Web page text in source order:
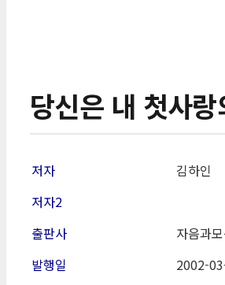
당신은 내 첫사
저자
김하인
저자2
출판사
자음과
발행일
2002-